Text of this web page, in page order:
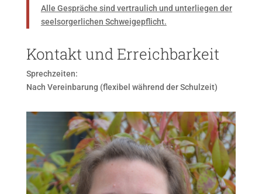
Alle Gespräche sind vertraulich und unterliegen der
seelsorgerlichen Schweigepflicht.
Kontakt und Erreichbarkeit
Sprechzeiten:
Nach Vereinbarung (flexibel während der Schulzeit)